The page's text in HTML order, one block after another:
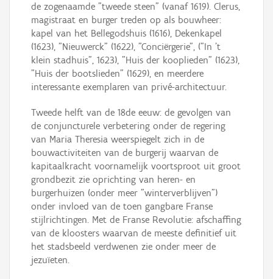
de zogenaamde "tweede steen" (vanaf 1619). Clerus,
magistraat en burger treden op als bouwheer:
kapel van het Bellegodshuis (1616), Dekenkapel
(1623), "Nieuwerck" (1622), "Conciërgerie", ("In 't
klein stadhuis", 1623), "Huis der kooplieden" (1623),
"Huis der bootslieden" (1629), en meerdere
interessante exemplaren van privé-architectuur.
Tweede helft van de 18de eeuw: de gevolgen van
de conjuncturele verbetering onder de regering
van Maria Theresia weerspiegelt zich in de
bouwactiviteiten van de burgerij waarvan de
kapitaalkracht voornamelijk voortsproot uit groot
grondbezit zie oprichting van heren- en
burgerhuizen (onder meer "winterverblijven")
onder invloed van de toen gangbare Franse
stijlrichtingen. Met de Franse Revolutie: afschaffing
van de kloosters waarvan de meeste definitief uit
het stadsbeeld verdwenen zie onder meer de
jezuïeten.